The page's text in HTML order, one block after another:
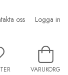
oss Logga in
VARUKORG